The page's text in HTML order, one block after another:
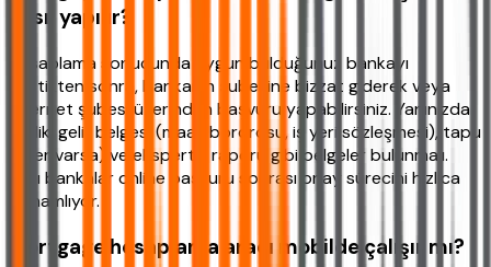
nasıl yapılır?
Hesaplama sonucunda uygun bulduğunuz bankayı
seçtikten sonra, bankanın şubesine bizzat giderek veya
internet şubesi üzerinden başvuru yapabilirsiniz. Yanınızda
kimlik, gelir belgesi (maaş bordrosu, iş yeri sözleşmesi), tapu
(eğer varsa) ve ekspertiz raporu gibi belgeler bulunmalı.
Bazı bankalar online başvuru sonrası onay sürecini hızlıca
tamamlıyor.
Mortgage hesaplama aracı mobilde çalışır mı?